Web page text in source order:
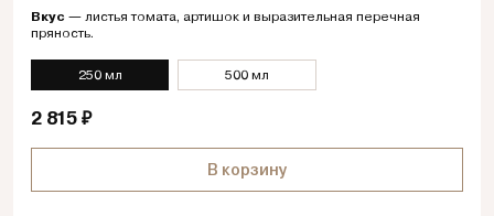
Вкус — листья томата, артишок и выразительная перечная
пряность.
250 мл 500 мл
2 815 ₽
В корзину